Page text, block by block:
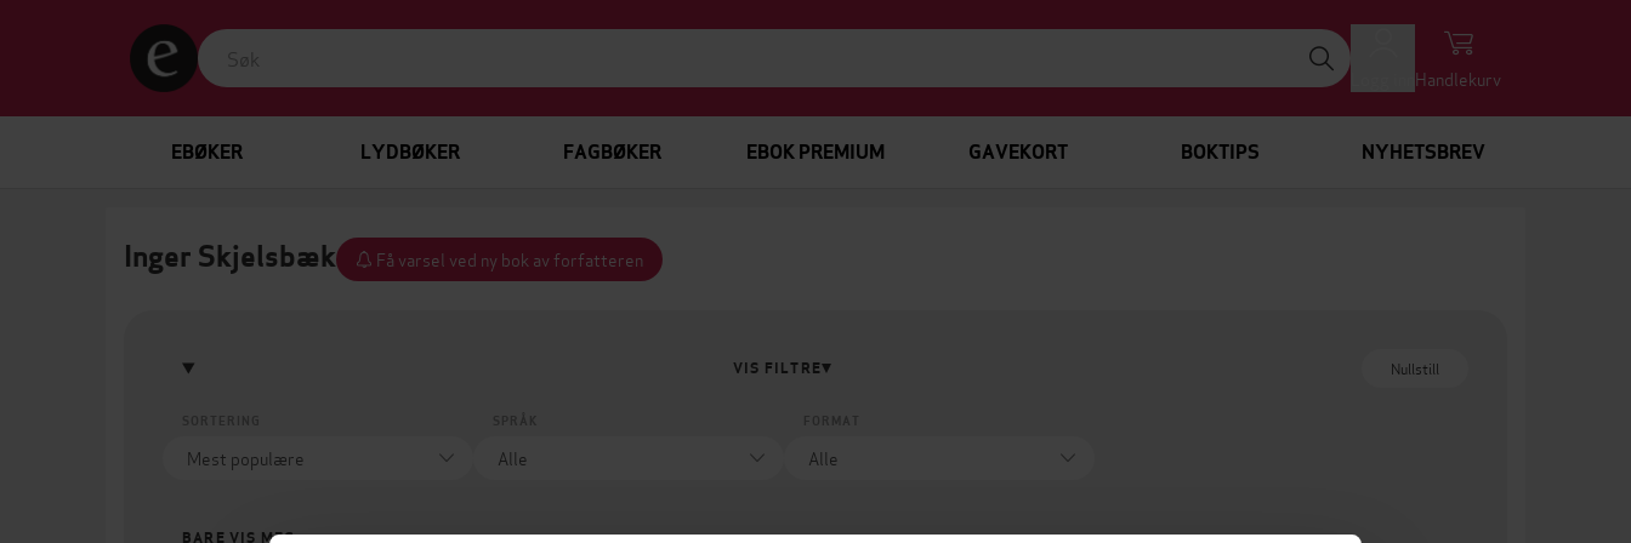
Handlekurv
EBØKER LYDBØKER FAGBØKER EBOK PREMIUM GAVEKORT BOKTIPS NYHETSBREV
Inger Skjelsbæk Få varsel ved ny bok av forfatteren
VIS FILTRE Nullstill
BARE VIS MEG